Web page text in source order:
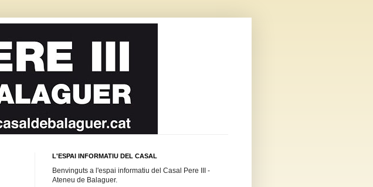
L'ESPAI INFORMATIU DEL CASAL
Benvinguts a l'espai informatiu del Casal Pere III -
Ateneu de Balaguer.